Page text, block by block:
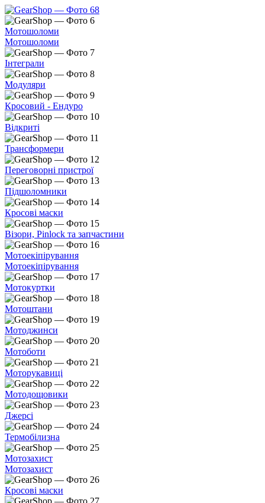
Мотошоломи
Мотошоломи
Інтеграли
Модуляри
Кросовий - Ендуро
Відкриті
Трансформери
Переговорні пристрої
Підшоломники
Кросові маски
Візори, Pinlock та запчастини
Мотоекіпірування
Мотоекіпірування
Мотокуртки
Мотоштани
Мотоджинси
Мотоботи
Моторукавиці
Мотодощовики
Джерсі
Термобілизна
Мотозахист
Мотозахист
Кросові маски